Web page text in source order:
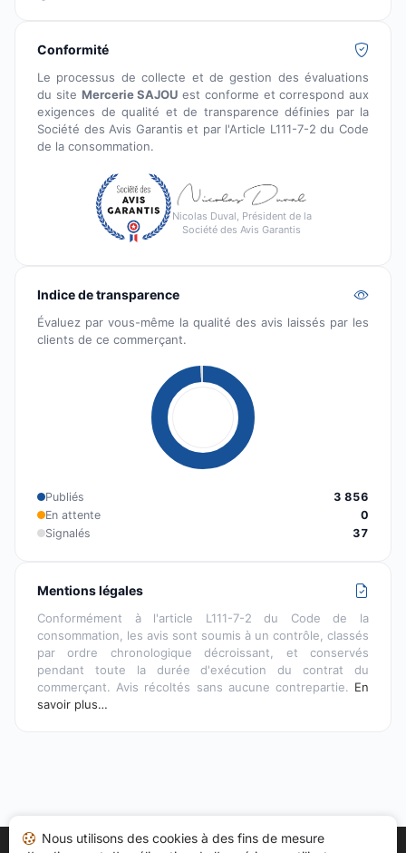
Conformité
Le processus de collecte et de gestion des évaluations
du site Mercerie SAJOU est conforme et correspond aux
exigences de qualité et de transparence définies par la
Société des Avis Garantis et par l'Article L111-7-2 du Code
de la consommation.
Nicolas Duval, Président de la
Société des Avis Garantis
Indice de transparence
Évaluez par vous-même la qualité des avis laissés par les
clients de ce commerçant.
Publiés
3 856
En attente
0
Signalés
37
Mentions légales
Conformément à l'article L111-7-2 du Code de la
consommation, les avis sont soumis à un contrôle, classés
par ordre chronologique décroissant, et conservés
pendant toute la durée d'exécution du contrat du
commerçant. Avis récoltés sans aucune contrepartie. En
savoir plus…
Nous utilisons des cookies à des fins de mesure